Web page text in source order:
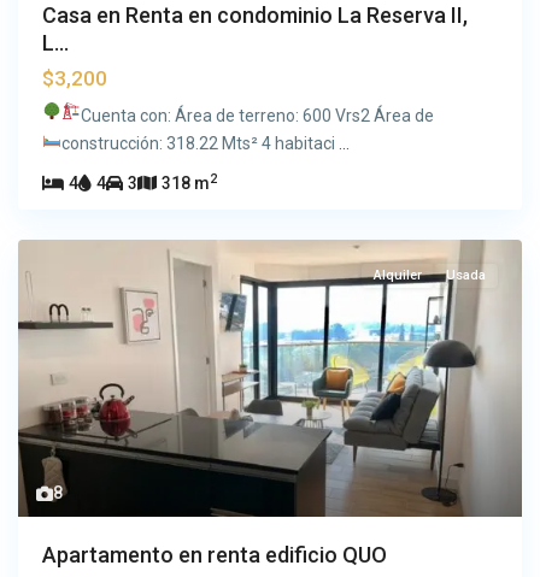
Casa en Renta en condominio La Reserva II,
L...
$3,200
Cuenta con: Área de terreno: 600 Vrs2Área de
construcción: 318.22 Mts²4 habitaci ...
4 4 3 318 m2
8
Alquiler Usada
Apartamento en renta edificio QUO